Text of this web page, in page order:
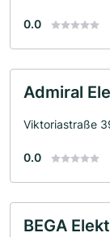
0.0
Admiral
Viktoriastraße
0.0
BEGA